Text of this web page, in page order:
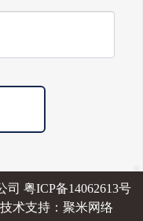
司 粤ICP备14062613号
术支持： 聚米网络